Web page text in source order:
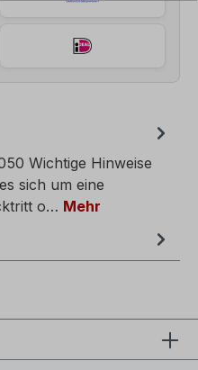
Wichtige Hinweise
sich um eine
o… Mehr